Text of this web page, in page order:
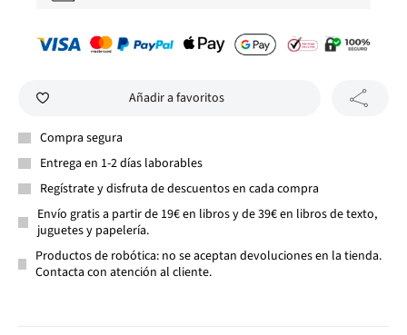
Añadir a favoritos
Compra segura
Entrega en 1-2 días laborables
Regístrate y disfruta de descuentos en cada compra
Envío gratis a partir de 19€ en libros y de 39€ en libros de texto,
juguetes y papelería.
Productos de robótica: no se aceptan devoluciones en la tienda.
Contacta con atención al cliente.